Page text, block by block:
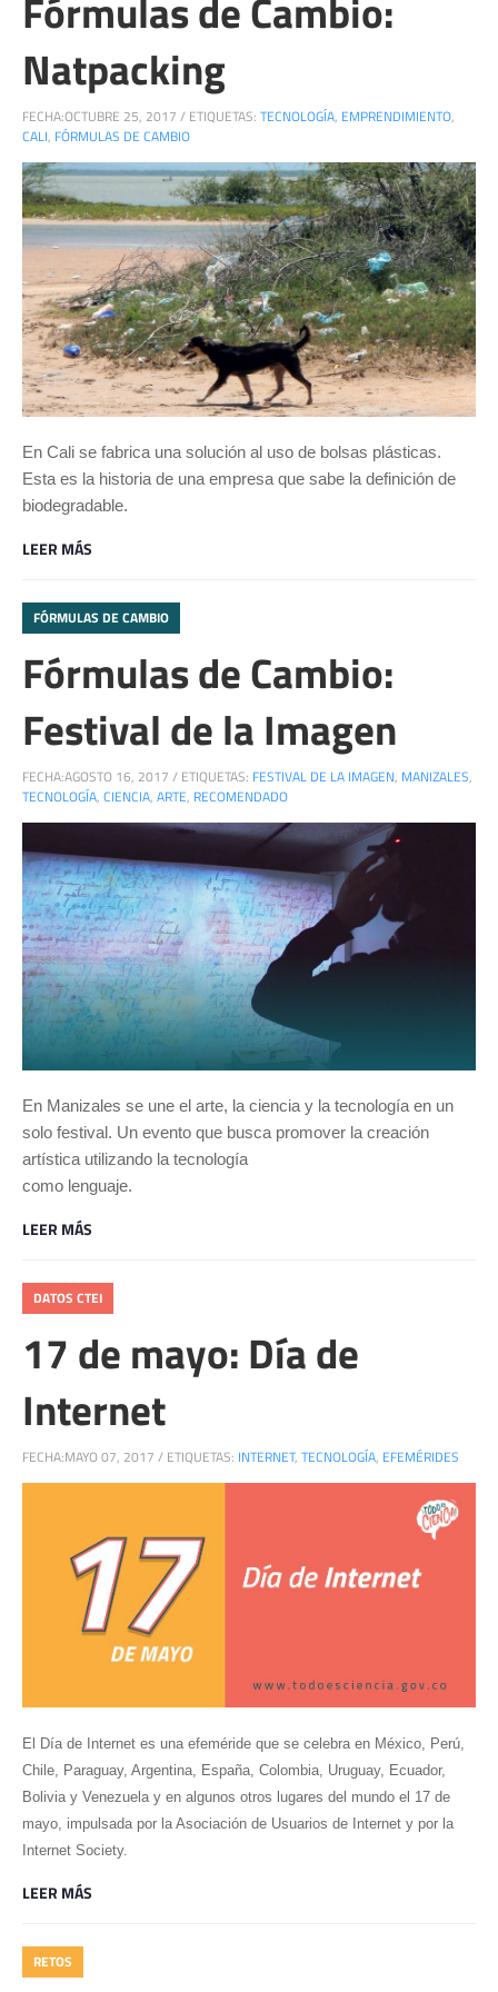
Natpacking
FECHA:OCTUBRE 25, 2017 / ETIQUETAS: TECNOLOGÍA, EMPRENDIMIENTO,
CALI, FÓRMULAS DE CAMBIO
En Cali se fabrica una solución al uso de bolsas plásticas.
Esta es la historia de una empresa que sabe la definición de
biodegradable.
LEER MÁS
FÓRMULAS DE CAMBIO
Fórmulas de Cambio:
Festival de la Imagen
FECHA:AGOSTO 16, 2017 / ETIQUETAS: FESTIVAL DE LA IMAGEN, MANIZALES,
TECNOLOGÍA, CIENCIA, ARTE, RECOMENDADO
En Manizales se une el arte, la ciencia y la tecnología en un
solo festival. Un evento que busca promover la creación
artística utilizando la tecnología
como lenguaje.
LEER MÁS
DATOS CTEI
17 de mayo: Día de
Internet
FECHA:MAYO 07, 2017 / ETIQUETAS: INTERNET, TECNOLOGÍA, EFEMÉRIDES
El Día de Internet es una efeméride que se celebra en México, Perú,
Chile, Paraguay, Argentina, España, Colombia, Uruguay, Ecuador,
Bolivia y Venezuela y en algunos otros lugares del mundo el 17 de
mayo, impulsada por la Asociación de Usuarios de Internet y por la
Internet Society.
LEER MÁS
RETOS